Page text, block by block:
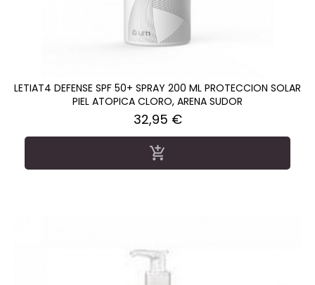
LETIAT4 DEFENSE SPF 50+ SPRAY 200 ML PROTECCION SOLAR
PIEL ATOPICA CLORO, ARENA SUDOR
Precio
32,95 €
